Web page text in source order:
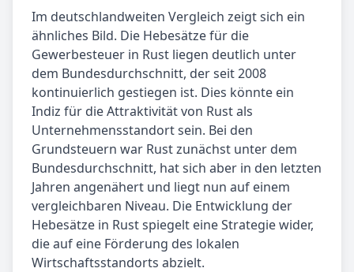
Im deutschlandweiten Vergleich zeigt sich ein
ähnliches Bild. Die Hebesätze für die
Gewerbesteuer in Rust liegen deutlich unter
dem Bundesdurchschnitt, der seit 2008
kontinuierlich gestiegen ist. Dies könnte ein
Indiz für die Attraktivität von Rust als
Unternehmensstandort sein. Bei den
Grundsteuern war Rust zunächst unter dem
Bundesdurchschnitt, hat sich aber in den letzten
Jahren angenähert und liegt nun auf einem
vergleichbaren Niveau. Die Entwicklung der
Hebesätze in Rust spiegelt eine Strategie wider,
die auf eine Förderung des lokalen
Wirtschaftsstandorts abzielt.